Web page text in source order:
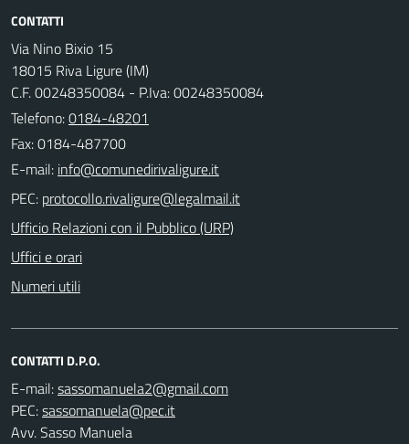
CONTATTI
Via Nino Bixio 15
18015 Riva Ligure (IM)
C.F. 00248350084 - P.Iva: 00248350084
Telefono:0184-48201
Fax: 0184-487700
E-mail:
PEC:
Ufficio Relazioni con il Pubblico (URP)
Uffici e orari
Numeri utili
CONTATTI D.P.O.
E-mail:
PEC:
Avv. Sasso Manuela